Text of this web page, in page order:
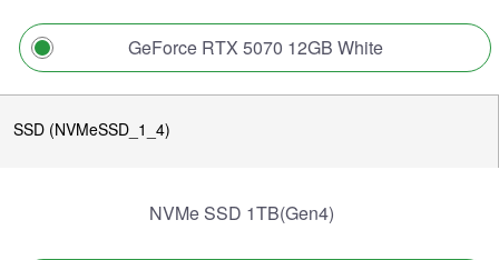
GeForce RTX 5070 12GB White
SSD (NVMeSSD_1_4)
NVMe SSD 1TB(Gen4)